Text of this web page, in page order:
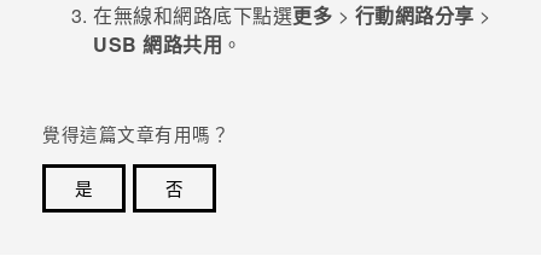
在無線和網路底下點選更多 > 行動網路分享 >
USB 網路共用 。
覺得這篇文章有用嗎？
是
否